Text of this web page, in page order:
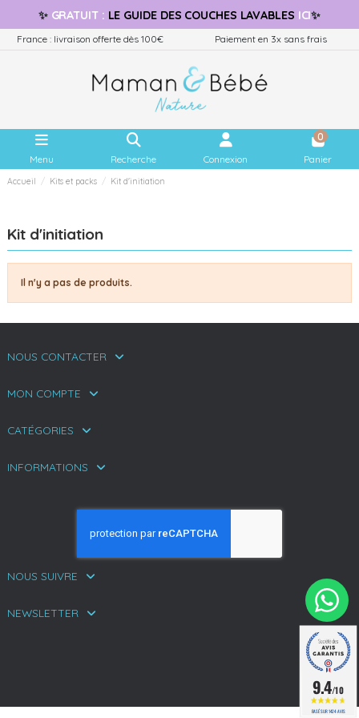
✨ GRATUIT: LE GUIDE DES COUCHES LAVABLES ICI✨
France : livraison offerte dès 100€ Paiement en 3x sans frais
Menu Recherche Connexion
0
Panier
Accueil Kits et packs Kit d'initiation
Kit d'initiation
Il n'y a pas de produits.
NOUS CONTACTER
MON COMPTE
CATÉGORIES
INFORMATIONS
NOUS SUIVRE
NEWSLETTER
9.4/10
BASÉ SUR 1424 AVIS